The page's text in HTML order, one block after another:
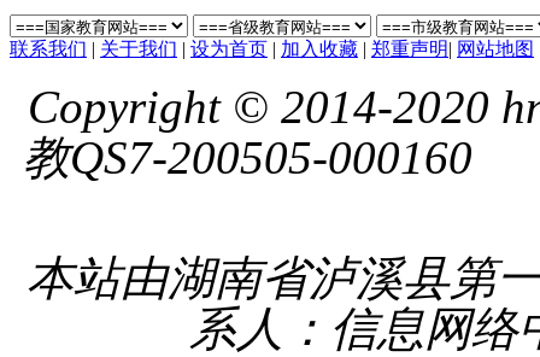
联系我们 关于我们 设为首页 加入收藏 郑重声明 网站地图
Copyright © 2014-2020
教QS7-200505-000160
本站由湖南省泸溪县第
系人：信息网络